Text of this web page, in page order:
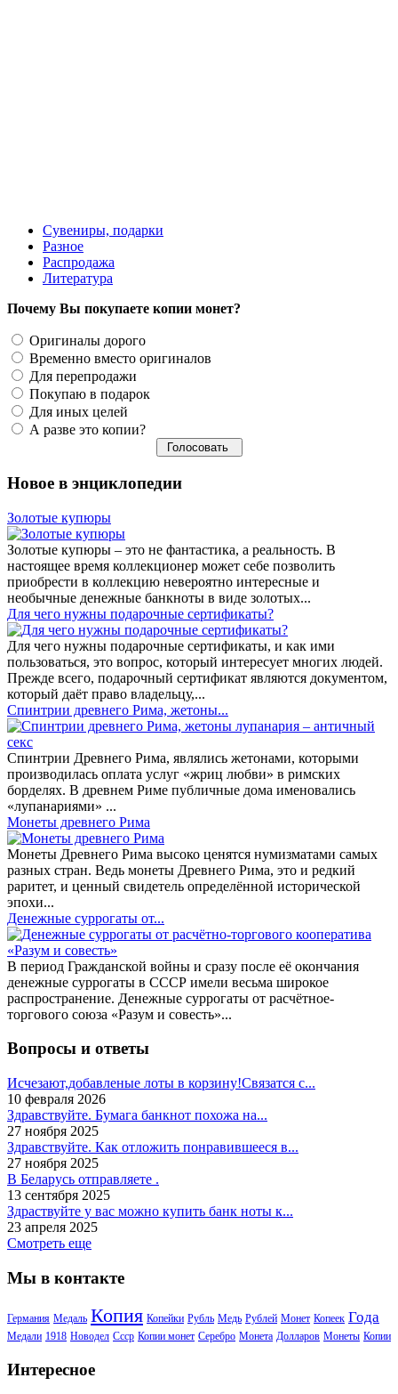
Сувениры, подарки
Разное
Распродажа
Литература
Почему Вы покупаете копии монет?
Оригиналы дорого
Временно вместо оригиналов
Для перепродажи
Покупаю в подарок
Для иных целей
А разве это копии?
Новое в энциклопедии
Золотые купюры
Золотые купюры – это не фантастика, а реальность. В
настоящее время коллекционер может себе позволить
приобрести в коллекцию невероятно интересные и
необычные денежные банкноты в виде золотых...
​Для чего нужны подарочные сертификаты?
Для чего нужны подарочные сертификаты, и как ими
пользоваться, это вопрос, который интересует многих людей.
Прежде всего, подарочный сертификат являются документом,
который даёт право владельцу,...
Спинтрии древнего Рима, жетоны...
Спинтрии Древнего Рима, являлись жетонами, которыми
производилась оплата услуг «жриц любви» в римских
борделях. В древнем Риме публичные дома именовались
«лупанариями» ...
Монеты древнего Рима
Монеты Древнего Рима высоко ценятся нумизматами самых
разных стран. Ведь монеты Древнего Рима, это и редкий
раритет, и ценный свидетель определённой исторической
эпохи...
Денежные суррогаты от...
В период Гражданской войны и сразу после её окончания
денежные суррогаты в СССР имели весьма широкое
распространение. Денежные суррогаты от расчётное-
торгового союза «Разум и совесть»...
Вопросы и ответы
Исчезают,добавленые лоты в корзину!Связатся с...
10 февраля 2026
Здравствуйте. Бумага банкнот похожа на...
27 ноября 2025
Здравствуйте. Как отложить понравившееся в...
27 ноября 2025
В Беларусь отправляете .
13 сентября 2025
Здраствуйте у вас можно купить банк ноты к...
23 апреля 2025
Смотреть еще
Мы в контакте
Германия Медаль Копия Копейки Рубль Медь Рублей Монет Копеек Года
Медали 1918 Новодел Ссср Копии монет Серебро Монета Долларов Монеты Копии
Интересное